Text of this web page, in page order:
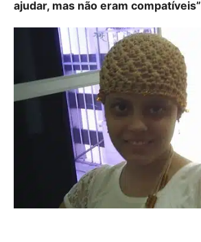
ajudar, mas não eram compatíveis”